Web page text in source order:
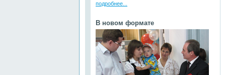
подробнее...
В новом формате